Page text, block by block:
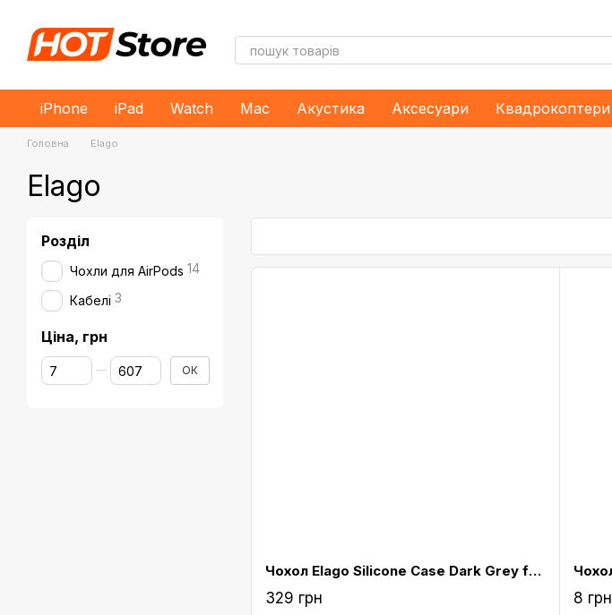
iPhone iPad Watch Mac Акустика Аксесуари Квадрокоптери
Головна Elago
Elago
Чохол Elago Silicone Case Dark Grey for Airpods (EAPSC-DGY)
329 грн 8 грн
Розділ
Чохли для AirPods 14
Кабелі 3
Ціна, грн
Від Ціна, грн
До Ціна, грн ОК